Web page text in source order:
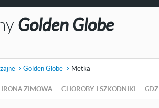
Golden Globe
Golden Globe Metka
ZIMOWA CHOROBY I SZKODNIKI